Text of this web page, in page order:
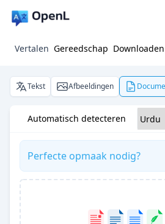
Vertalen Gereedschap Downloaden
Tekst Afbeeldingen
Automatisch detecteren
Perfecte opmaak nodig?